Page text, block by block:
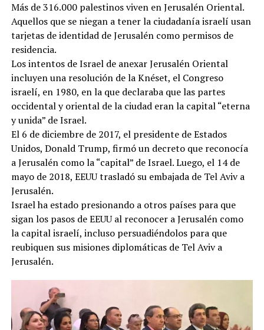
Más de 316.000 palestinos viven en Jerusalén Oriental.
Aquellos que se niegan a tener la ciudadanía israelí usan
tarjetas de identidad de Jerusalén como permisos de
residencia.
Los intentos de Israel de anexar Jerusalén Oriental
incluyen una resolución de la Knéset, el Congreso
israelí, en 1980, en la que declaraba que las partes
occidental y oriental de la ciudad eran la capital “eterna
y unida” de Israel.
El 6 de diciembre de 2017, el presidente de Estados
Unidos, Donald Trump, firmó un decreto que reconocía
a Jerusalén como la “capital” de Israel. Luego, el 14 de
mayo de 2018, EEUU trasladó su embajada de Tel Aviv a
Jerusalén.
Israel ha estado presionando a otros países para que
sigan los pasos de EEUU al reconocer a Jerusalén como
la capital israelí, incluso persuadiéndolos para que
reubiquen sus misiones diplomáticas de Tel Aviv a
Jerusalén.